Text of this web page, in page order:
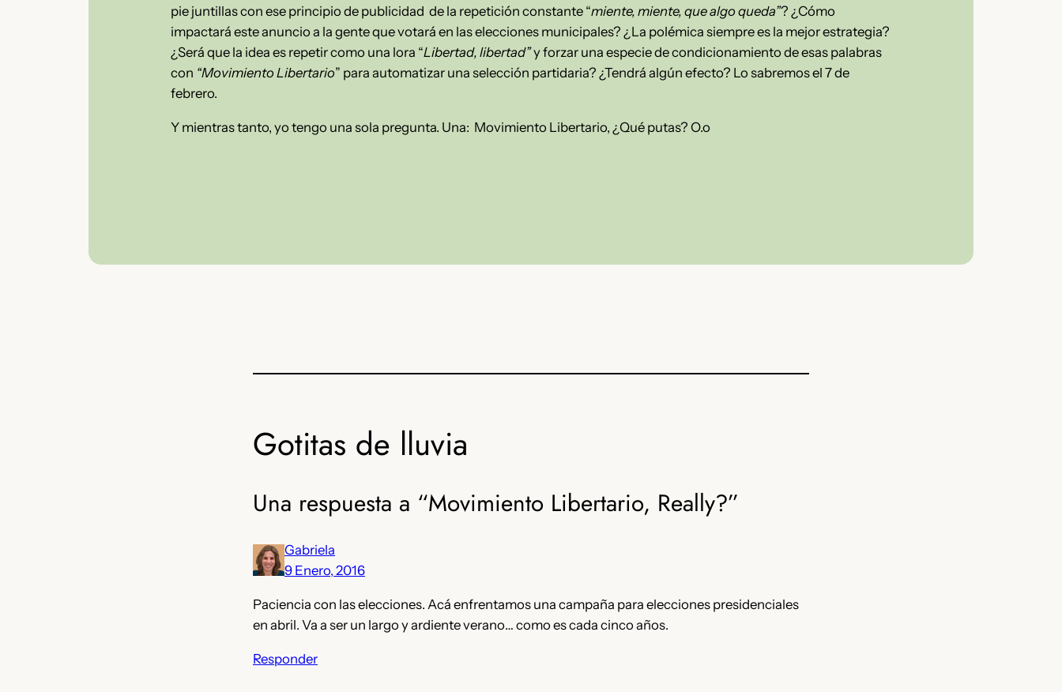
pie juntillas con ese principio de publicidad de la repetición constante “miente, miente, que algo queda”? ¿Cómo
impactará este anuncio a la gente que votará en las elecciones municipales? ¿La polémica siempre es la mejor estrategia?
¿Será que la idea es repetir como una lora “Libertad, libertad”y forzar una especie de condicionamiento de esas palabras
con “Movimiento Libertario” para automatizar una selección partidaria? ¿Tendrá algún efecto? Lo sabremos el 7 de
febrero.
Y mientras tanto, yo tengo una sola pregunta. Una: Movimiento Libertario, ¿Qué putas? O.o
Gotitas de lluvia
Una respuesta a “Movimiento Libertario, Really?”
Gabriela
9 Enero, 2016
Paciencia con las elecciones. Acá enfrentamos una campaña para elecciones presidenciales
en abril. Va a ser un largo y ardiente verano… como es cada cinco años.
Responder